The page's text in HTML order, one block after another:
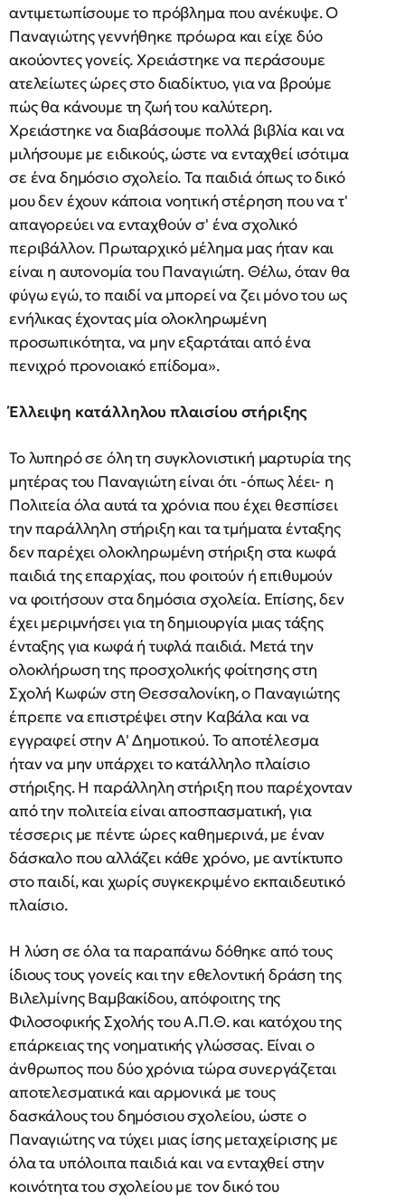
αντιμετωπίσουμε το πρόβλημα που ανέκυψε. Ο
Παναγιώτης γεννήθηκε πρόωρα και είχε δύο
ακούοντες γονείς. Χρειάστηκε να περάσουμε
ατελείωτες ώρες στο διαδίκτυο, για να βρούμε
πώς θα κάνουμε τη ζωή του καλύτερη.
Χρειάστηκε να διαβάσουμε πολλά βιβλία και να
μιλήσουμε με ειδικούς, ώστε να ενταχθεί ισότιμα
σε ένα δημόσιο σχολείο. Τα παιδιά όπως το δικό
μου δεν έχουν κάποια νοητική στέρηση που να τ'
απαγορεύει να ενταχθούν σ' ένα σχολικό
περιβάλλον. Πρωταρχικό μέλημα μας ήταν και
είναι η αυτονομία του Παναγιώτη. Θέλω, όταν θα
φύγω εγώ, το παιδί να μπορεί να ζει μόνο του ως
ενήλικας έχοντας μία ολοκληρωμένη
προσωπικότητα, να μην εξαρτάται από ένα
πενιχρό προνοιακό επίδομα».
Έλλειψη κατάλληλου πλαισίου στήριξης
Το λυπηρό σε όλη τη συγκλονιστική μαρτυρία της
μητέρας του Παναγιώτη είναι ότι -όπως λέει- η
Πολιτεία όλα αυτά τα χρόνια που έχει θεσπίσει
την παράλληλη στήριξη και τα τμήματα ένταξης
δεν παρέχει ολοκληρωμένη στήριξη στα κωφά
παιδιά της επαρχίας, που φοιτούν ή επιθυμούν
να φοιτήσουν στα δημόσια σχολεία. Επίσης, δεν
έχει μεριμνήσει για τη δημιουργία μιας τάξης
ένταξης για κωφά ή τυφλά παιδιά. Μετά την
ολοκλήρωση της προσχολικής φοίτησης στη
Σχολή Κωφών στη Θεσσαλονίκη, ο Παναγιώτης
έπρεπε να επιστρέψει στην Καβάλα και να
εγγραφεί στην Α' Δημοτικού. Το αποτέλεσμα
ήταν να μην υπάρχει το κατάλληλο πλαίσιο
στήριξης. Η παράλληλη στήριξη που παρέχονταν
από την πολιτεία είναι αποσπασματική, για
τέσσερις με πέντε ώρες καθημερινά, με έναν
δάσκαλο που αλλάζει κάθε χρόνο, με αντίκτυπο
στο παιδί, και χωρίς συγκεκριμένο εκπαιδευτικό
πλαίσιο.
Η λύση σε όλα τα παραπάνω δόθηκε από τους
ίδιους τους γονείς και την εθελοντική δράση της
Βιλελμίνης Βαμβακίδου, απόφοιτης της
Φιλοσοφικής Σχολής του Α.Π.Θ. και κατόχου της
επάρκειας της νοηματικής γλώσσας. Είναι ο
άνθρωπος που δύο χρόνια τώρα συνεργάζεται
αποτελεσματικά και αρμονικά με τους
δασκάλους του δημόσιου σχολείου, ώστε ο
Παναγιώτης να τύχει μιας ίσης μεταχείρισης με
όλα τα υπόλοιπα παιδιά και να ενταχθεί στην
κοινότητα του σχολείου με τον δικό του